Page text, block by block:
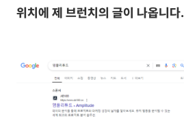
위치에 제 브런치의 글이 나옵니다.